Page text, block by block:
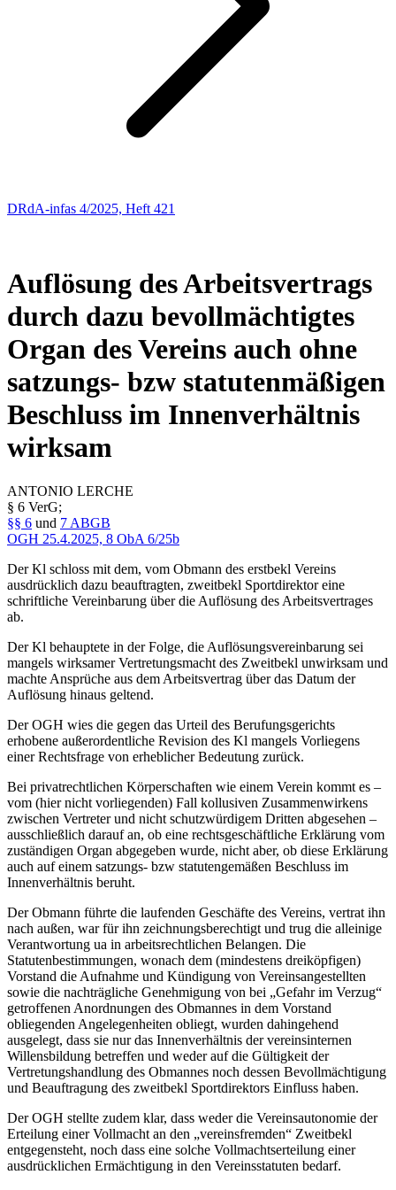
DRdA-infas 4/2025, Heft 421
Auflösung des Arbeitsvertrags
durch dazu bevollmächtigtes
Organ des Vereins auch ohne
satzungs- bzw statutenmäßigen
Beschluss im Innenverhältnis
wirksam
ANTONIO LERCHE
§ 6 VerG;
§§ 6 und 7 ABGB
OGH 25.4.2025, 8 ObA 6/25b
Der Kl schloss mit dem, vom Obmann des erstbekl Vereins
ausdrücklich dazu beauftragten, zweitbekl Sportdirektor eine
schriftliche Vereinbarung über die Auflösung des Arbeitsvertrages
ab.
Der Kl behauptete in der Folge, die Auflösungsvereinbarung sei
mangels wirksamer Vertretungsmacht des Zweitbekl unwirksam und
machte Ansprüche aus dem Arbeitsvertrag über das Datum der
Auflösung hinaus geltend.
Der OGH wies die gegen das Urteil des Berufungsgerichts
erhobene außerordentliche Revision des Kl mangels Vorliegens
einer Rechtsfrage von erheblicher Bedeutung zurück.
Bei privatrechtlichen Körperschaften wie einem Verein kommt es –
vom (hier nicht vorliegenden) Fall kollusiven Zusammenwirkens
zwischen Vertreter und nicht schutzwürdigem Dritten abgesehen –
ausschließlich darauf an, ob eine rechtsgeschäftliche Erklärung vom
zuständigen Organ abgegeben wurde, nicht aber, ob diese Erklärung
auch auf einem satzungs- bzw statutengemäßen Beschluss im
Innenverhältnis beruht.
Der Obmann führte die laufenden Geschäfte des Vereins, vertrat ihn
nach außen, war für ihn zeichnungsberechtigt und trug die alleinige
Verantwortung ua in arbeitsrechtlichen Belangen. Die
Statutenbestimmungen, wonach dem (mindestens dreiköpfigen)
Vorstand die Aufnahme und Kündigung von Vereinsangestellten
sowie die nachträgliche Genehmigung von bei „Gefahr im Verzug“
getroffenen Anordnungen des Obmannes in dem Vorstand
obliegenden Angelegenheiten obliegt, wurden dahingehend
ausgelegt, dass sie nur das Innenverhältnis der vereinsinternen
Willensbildung betreffen und weder auf die Gültigkeit der
Vertretungshandlung des Obmannes noch dessen Bevollmächtigung
und Beauftragung des zweitbekl Sportdirektors Einfluss haben.
Der OGH stellte zudem klar, dass weder die Vereinsautonomie der
Erteilung einer Vollmacht an den „vereinsfremden“ Zweitbekl
entgegensteht, noch dass eine solche Vollmachtserteilung einer
ausdrücklichen Ermächtigung in den Vereinsstatuten bedarf.